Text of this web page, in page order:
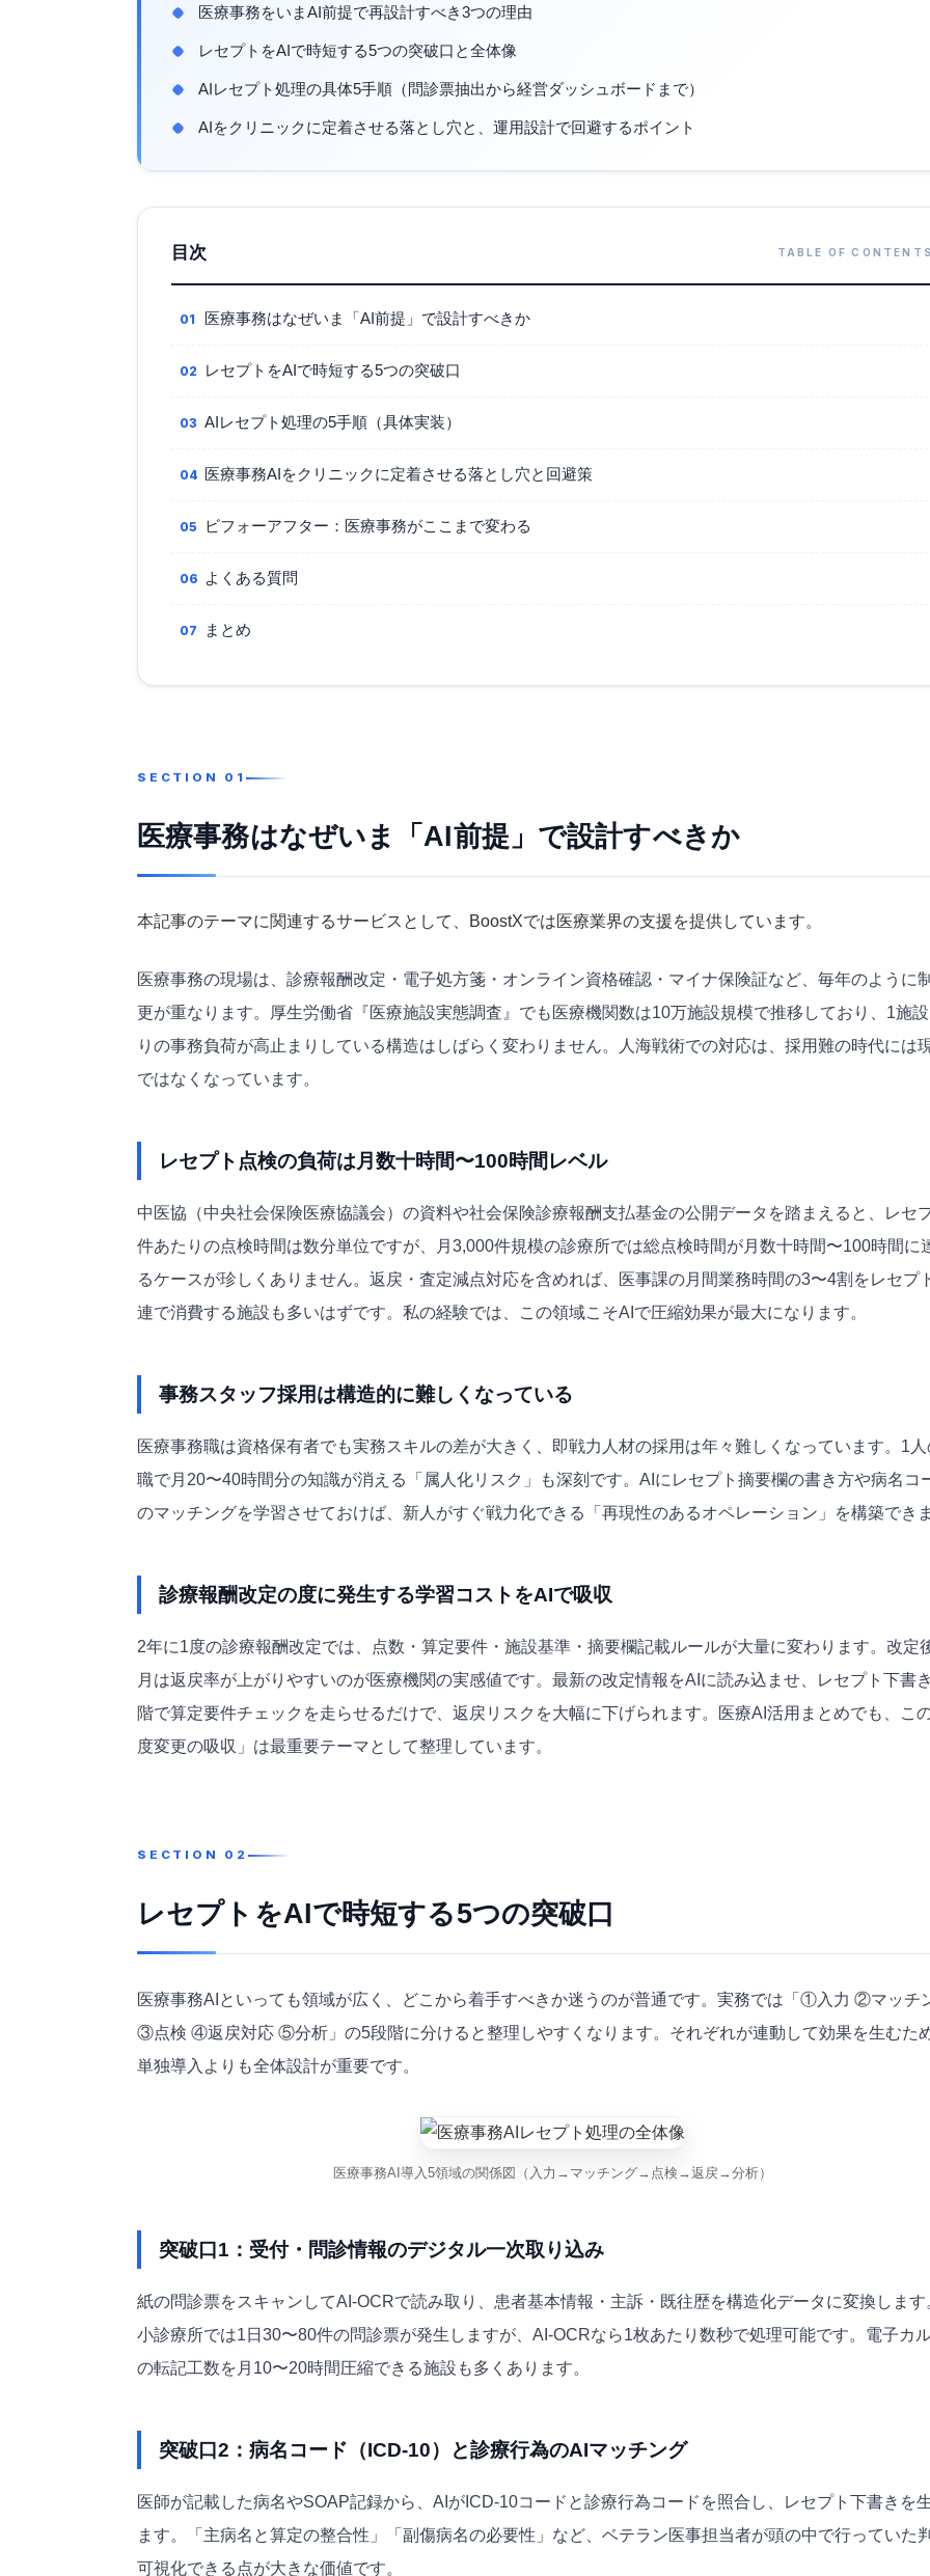
医療事務をいまAI前提で再設計すべき3つの理由
レセプトをAIで時短する5つの突破口と全体像
AIレセプト処理の具体5手順（問診票抽出から経営ダッシュボードまで）
AIをクリニックに定着させる落とし穴と、運用設計で回避するポイント
目次
医療事務はなぜいま「AI前提」で設計すべきか
レセプトをAIで時短する5つの突破口
AIレセプト処理の5手順（具体実装）
医療事務AIをクリニックに定着させる落とし穴と回避策
ビフォーアフター：医療事務がここまで変わる
よくある質問
まとめ
医療事務はなぜいま「AI前提」で設計すべきか
本記事のテーマに関連するサービスとして、BoostXでは医療業界の支援を提供しています。
医療事務の現場は、診療報酬改定・電子処方箋・オンライン資格確認・マイナ保険証など、毎年のように
更が重なります。厚生労働省『医療施設実態調査』でも医療機関数は10万施設規模で推移しており、1施
りの事務負荷が高止まりしている構造はしばらく変わりません。人海戦術での対応は、採用難の時代には
ではなくなっています。
レセプト点検の負荷は月数十時間〜100時間レベル
中医協（中央社会保険医療協議会）の資料や社会保険診療報酬支払基金の公開データを踏まえると、レセ
件あたりの点検時間は数分単位ですが、月3,000件規模の診療所では総点検時間が月数十時間〜100時間に
るケースが珍しくありません。返戻・査定減点対応を含めれば、医事課の月間業務時間の3〜4割をレセプ
連で消費する施設も多いはずです。私の経験では、この領域こそAIで圧縮効果が最大になります。
事務スタッフ採用は構造的に難しくなっている
医療事務職は資格保有者でも実務スキルの差が大きく、即戦力人材の採用は年々難しくなっています。1人
職で月20〜40時間分の知識が消える「属人化リスク」も深刻です。AIにレセプト摘要欄の書き方や病名コ
のマッチングを学習させておけば、新人がすぐ戦力化できる「再現性のあるオペレーション」を構築できま
診療報酬改定の度に発生する学習コストをAIで吸収
2年に1度の診療報酬改定では、点数・算定要件・施設基準・摘要欄記載ルールが大量に変わります。改定
月は返戻率が上がりやすいのが医療機関の実感値です。最新の改定情報をAIに読み込ませ、レセプト下書
階で算定要件チェックを走らせるだけで、返戻リスクを大幅に下げられます。
医療AI活用まとめでも、こ
度変更の吸収」は最重要テーマとして整理しています。
レセプトをAIで時短する5つの突破口
医療事務AIといっても領域が広く、どこから着手すべきか迷うのが普通です。実務では「①入力 ②マッチ
③点検 ④返戻対応 ⑤分析」の5段階に分けると整理しやすくなります。それぞれが連動して効果を生むため
単独導入よりも全体設計が重要です。
医療事務AI導入5領域の関係図（入力→マッチング→点検→返戻→分析）
突破口1：受付・問診情報のデジタル一次取り込み
紙の問診票をスキャンしてAI-OCRで読み取り、患者基本情報・主訴・既往歴を構造化データに変換します
小診療所では1日30〜80件の問診票が発生しますが、AI-OCRなら1枚あたり数秒で処理可能です。電子カ
の転記工数を月10〜20時間圧縮できる施設も多くあります。
突破口2：病名コード（ICD-10）と診療行為のAIマッチング
医師が記載した病名やSOAP記録から、AIがICD-10コードと診療行為コードを照合し、レセプト下書きを
ます。「主病名と算定の整合性」「副傷病名の必要性」など、ベテラン医事担当者が頭の中で行っていた
可視化できる点が大きな価値です。